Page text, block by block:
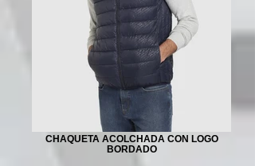
CHAQUETA ACOLCHADA CON LOGO
BORDADO